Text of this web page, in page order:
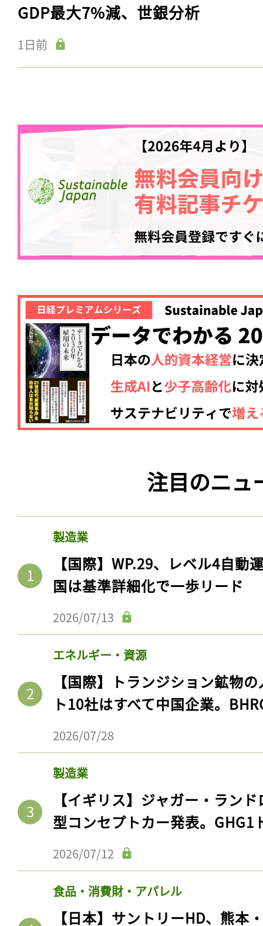
GDP最大7%減、世銀分析
1日前
注目のニュ
製造業
【国際】WP.29、レベル4自動
国は基準詳細化で一歩リード
2026/07/13
エネルギー・資源
【国際】トランジション鉱物
ト10社はすべて中国企業。
2026/07/28
製造業
【イギリス】ジャガー・ラン
型コンセプトカー発表。GHG1
2026/07/12
食品・消費財・アパレル
【日本】サントリーHD、熊本